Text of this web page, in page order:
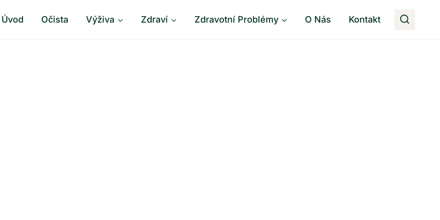
Úvod Očista Výživa Zdraví Zdravotní Problémy O Nás Kontakt